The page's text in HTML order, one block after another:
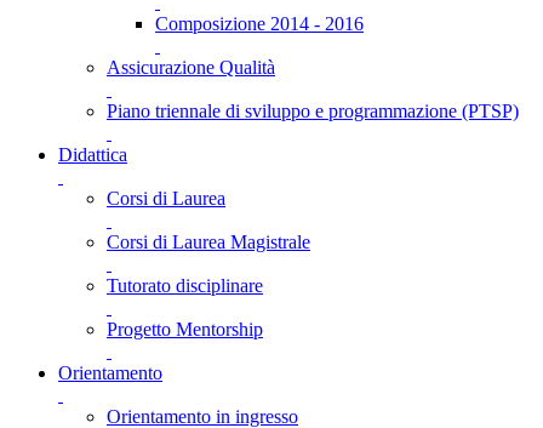
Composizione 2014 - 2016
Assicurazione Qualità
Piano triennale di sviluppo e programmazione (PTSP)
Didattica
Corsi di Laurea
Corsi di Laurea Magistrale
Tutorato disciplinare
Progetto Mentorship
Orientamento
Orientamento in ingresso